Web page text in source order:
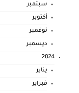
سبتمبر
أكتوبر
نوفمبر
ديسمبر
2024
يناير
فبراير